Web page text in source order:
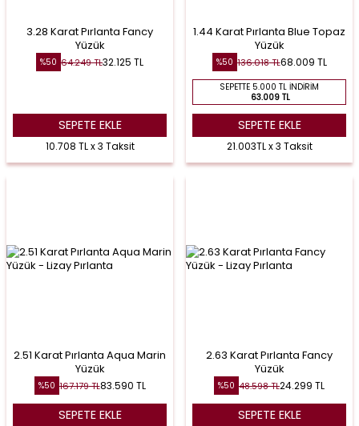
3.28 Karat Pırlanta Fancy
Yüzük
%50 64.249TL32.125 TL
SEPETE EKLE
10.708 TL x 3 Taksit
1.44 Karat Pırlanta Blue Topaz
Yüzük
%50 136.018TL68.009 TL
SEPETTE 5.000 TL İNDIRIM
63.009 TL
SEPETE EKLE
21.003TL x 3 Taksit
2.51 Karat Pırlanta Aqua Marin
Yüzük
%50 167.179TL83.590 TL
SEPETE EKLE
2.63 Karat Pırlanta Fancy
Yüzük
%50 48.598TL24.299 TL
SEPETE EKLE